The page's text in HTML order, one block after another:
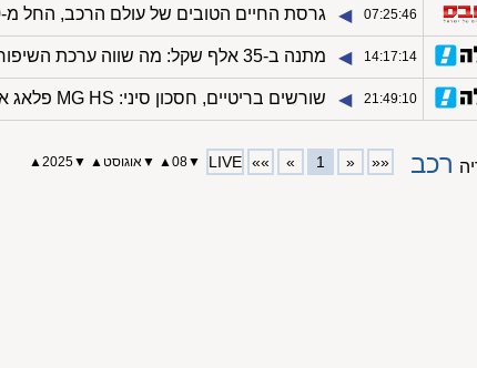
07:25:46
◀︎ גרסת החיים הטובים של עולם הרכב, החל מ-400 אלף שקל
14:17:14
◀︎ מתנה ב-35 אלף שקל: מה שווה ערכת השיפורים ללנד קרוזר?
21:49:10
◀︎ שורשים בריטיים, חסכון סיני: MG HS פלאג אין במבחן
רכב ««
«
1
»
»»
LIVE
▼
08
▲
▼אוגוסט ▲
▼
2025▲